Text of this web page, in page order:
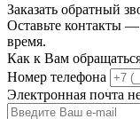
Заказать обратный
Оставьте контакты
время.
Как к Вам
Номер телефона
Электронная почта